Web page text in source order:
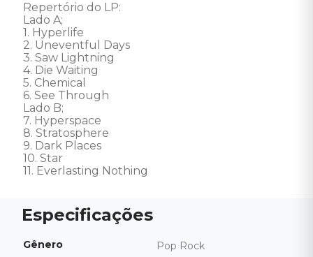
Repertório do LP:
Lado A;
1. Hyperlife
2. Uneventful Days
3. Saw Lightning
4. Die Waiting
5. Chemical
6. See Through
Lado B;
7. Hyperspace
8. Stratosphere
9. Dark Places
10. Star
11. Everlasting Nothing
Gênero Pop Rock